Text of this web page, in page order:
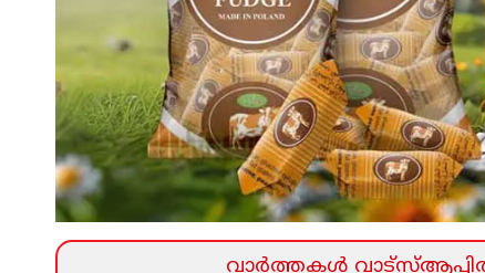
വാര്‍ത്തകള്‍ വാട്‌സ്‌ആപ്പില്‍